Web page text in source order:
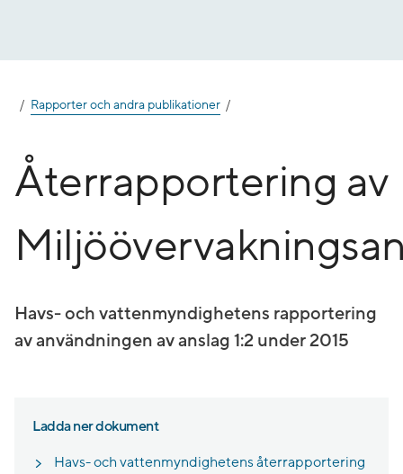
Rapporter och andra publikationer
Återrapportering av
Havs- och vattenmyndighetens rapportering
av användningen av anslag 1:2 under 2015
Ladda ner dokument
Havs- och vattenmyndighetens återrapportering